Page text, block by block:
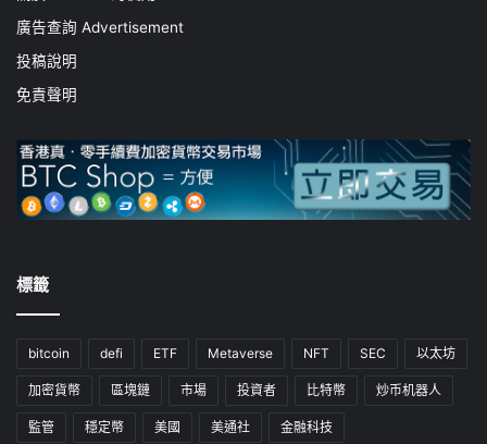
廣告查詢 Advertisement
投稿說明
免責聲明
標籤
bitcoin defi ETF Metaverse NFT SEC 以太坊
加密貨幣 區塊鏈 市場 投資者 比特幣 炒币机器人
監管 穩定幣 美國 美通社 金融科技